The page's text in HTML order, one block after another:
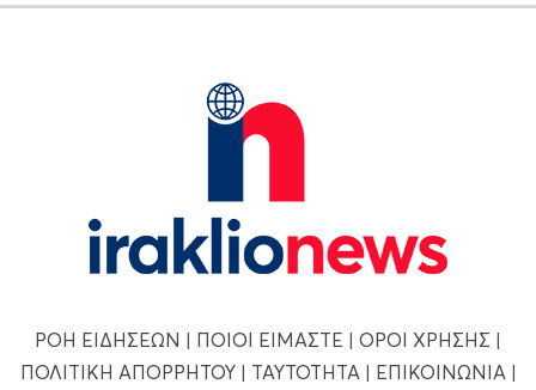
ΡΟΗ ΕΙΔΗΣΕΩΝ | ΠΟΙΟΙ ΕΙΜΑΣΤΕ | ΟΡΟΙ ΧΡΗΣΗΣ |
ΠΟΛΙΤΙΚΗ ΑΠΟΡΡΗΤΟΥ| ΤΑΥΤΟΤΗΤΑ | ΕΠΙΚΟΙΝΩΝΙΑ |